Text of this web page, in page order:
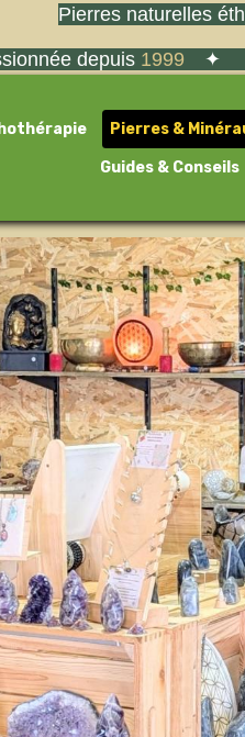
Pierres naturelles
depuis 1999 ✦
Pierres &
Guides & Conseils